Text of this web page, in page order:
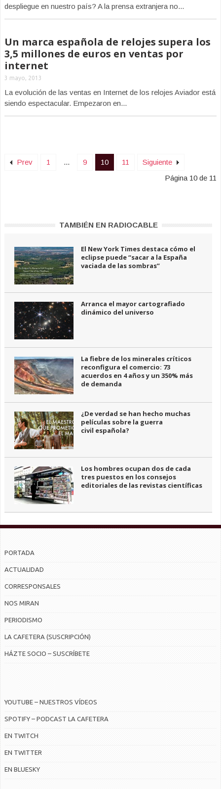
despliegue en nuestro país? A la prensa extranjera no...
Un marca española de relojes supera los
3,5 millones de euros en ventas por
internet
3 mayo, 2013
La evolución de las ventas en Internet de los relojes Aviador está
siendo espectacular. Empezaron en...
Prev 1 ... 9 10 11
Siguiente
Página 10 de 11
TAMBIÉN EN RADIOCABLE
El New York Times destaca cómo el
eclipse puede “sacar a la España
vaciada de las sombras”
Arranca el mayor cartografiado
dinámico del universo
La fiebre de los minerales críticos
reconfigura el comercio: 73
acuerdos en 4 años y un 350% más
de demanda
¿De verdad se han hecho muchas
películas sobre la guerra
civil española?
Los hombres ocupan dos de cada
tres puestos en los consejos
editoriales de las revistas científicas
PORTADA
ACTUALIDAD
CORRESPONSALES
NOS MIRAN
PERIODISMO
LA CAFETERA (SUSCRIPCIÓN)
HÁZTE SOCIO – SUSCRÍBETE
YOUTUBE – NUESTROS VÍDEOS
SPOTIFY – PODCAST LA CAFETERA
EN TWITCH
EN TWITTER
EN BLUESKY